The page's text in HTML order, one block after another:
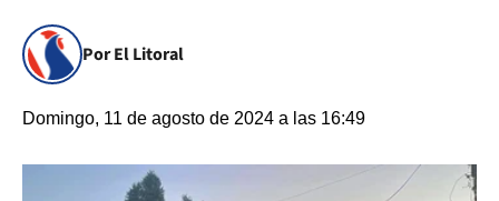
Por El Litoral
Domingo, 11 de agosto de 2024 a las 16:49